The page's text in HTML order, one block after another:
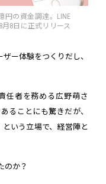
円の資金調達。LINE
8日に正式リリース
ー体験をつくりだし、
任者を務める広野萌さ
ることにも驚きだが、
という立場で、経営陣と
のか？